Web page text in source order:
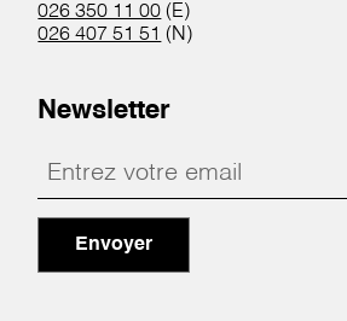
026 350 11 00 (E)
026 407 51 51 (N)
Newsletter
Envoyer